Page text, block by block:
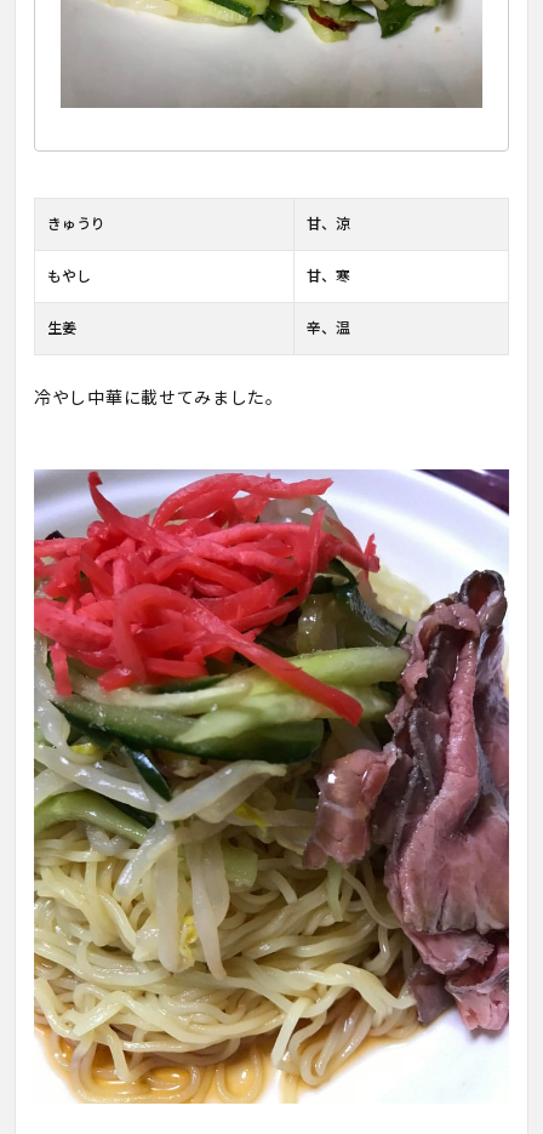
きゅうり 甘、涼
もやし 甘、寒
生姜 辛、温
冷やし中華に載せてみました。